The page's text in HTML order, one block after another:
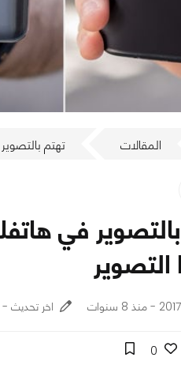
المقالات تهتم
في
التصوير
8 سنوات اخر تحديث - بتاريخ
0